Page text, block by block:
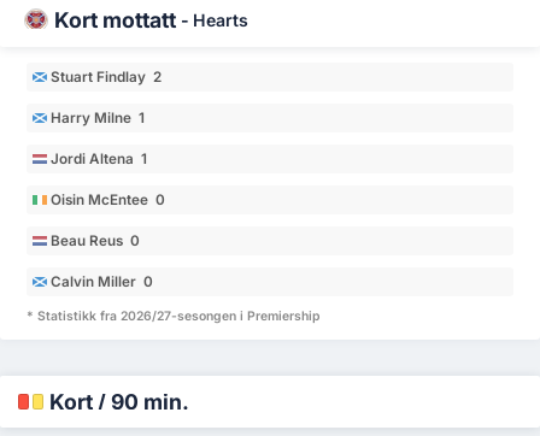
Kort mottatt - Hearts
Stuart Findlay 2
Harry Milne 1
Jordi Altena 1
Oisin McEntee 0
Beau Reus 0
Calvin Miller 0
* Statistikk fra 2026/27-sesongen i Premiership
Kort / 90 min.